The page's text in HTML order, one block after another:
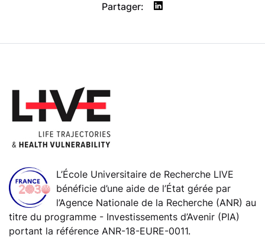
Partager:
L’École Universitaire de Recherche LIVE
bénéficie d’une aide de l’État gérée par
l’Agence Nationale de la Recherche (ANR) au
titre du programme - Investissements d’Avenir (PIA)
portant la référence ANR-18-EURE-0011.